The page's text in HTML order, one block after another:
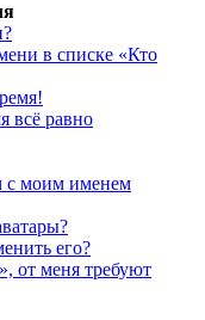
в списке «Кто
всё равно
с моим именем
его?
от меня требуют